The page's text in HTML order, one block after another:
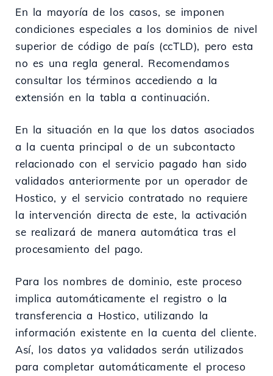
En la mayoría de los casos, se imponen
condiciones especiales a los dominios de nivel
superior de código de país (ccTLD), pero esta
no es una regla general. Recomendamos
consultar los términos accediendo a la
extensión en la tabla a continuación.
En la situación en la que los datos asociados
a la cuenta principal o de un subcontacto
relacionado con el servicio pagado han sido
validados anteriormente por un operador de
Hostico, y el servicio contratado no requiere
la intervención directa de este, la activación
se realizará de manera automática tras el
procesamiento del pago.
Para los nombres de dominio, este proceso
implica automáticamente el registro o la
transferencia a Hostico, utilizando la
información existente en la cuenta del cliente.
Así, los datos ya validados serán utilizados
para completar automáticamente el proceso